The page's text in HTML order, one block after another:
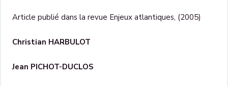
Article publié dans la revue Enjeux atlantiques, (2005)
Christian HARBULOT
Jean PICHOT-DUCLOS